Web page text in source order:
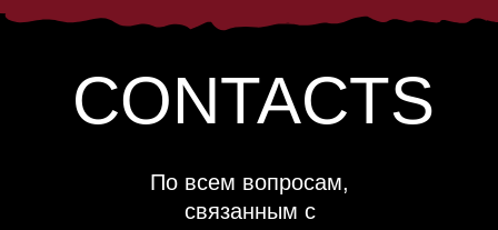
По всем вопросам,
связанным с
CONTACTS